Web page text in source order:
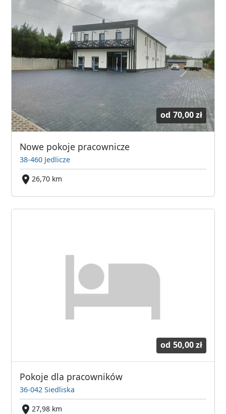
od 70,00 zł
Nowe pokoje pracownicze
38-460 Jedlicze
26,70 km
od 50,00 zł
Pokoje dla pracowników
36-042 Siedliska
27,98 km